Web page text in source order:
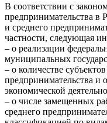
В соответствии с
предпринимательства в
и среднего
частности, следующая
– о реализации
муниципальных
– о количестве
предпринимательства и
экономической
– о числе замещенных
среднего